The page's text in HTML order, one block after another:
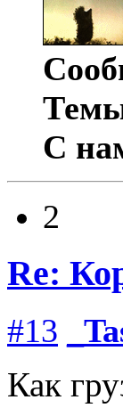
С
2
Re:
#13
Как